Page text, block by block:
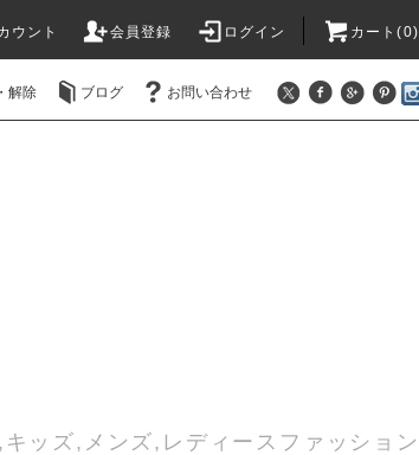
ウント 会員登録 ログイン カート(0)
解除 ブログ お問い合わせ
ッズ,メンズ,レディースファッション